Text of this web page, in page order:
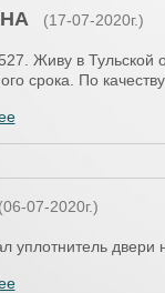
(17-07-2020г.)
Живу в Тульской
срока. По
(06-07-2020г.)
уплотнитель